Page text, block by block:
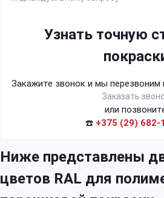
Узнать точную
Закажите звонок и мы перезвоним
Заказать
или
☎️ +375 (29) 682-
Ниже представлены
цветов RAL для